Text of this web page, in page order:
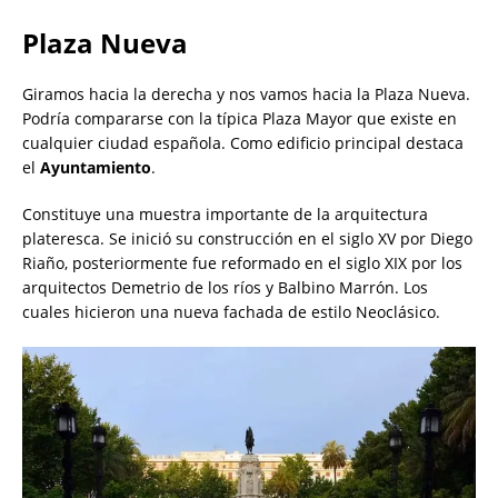
Plaza Nueva
Giramos hacia la derecha y nos vamos hacia la Plaza Nueva.
Podría compararse con la típica Plaza Mayor que existe en
cualquier ciudad española. Como edificio principal destaca
el Ayuntamiento.
Constituye una muestra importante de la arquitectura
plateresca. Se inició su construcción en el siglo XV por Diego
Riaño, posteriormente fue reformado en el siglo XIX por los
arquitectos Demetrio de los ríos y Balbino Marrón. Los
cuales hicieron una nueva fachada de estilo Neoclásico.